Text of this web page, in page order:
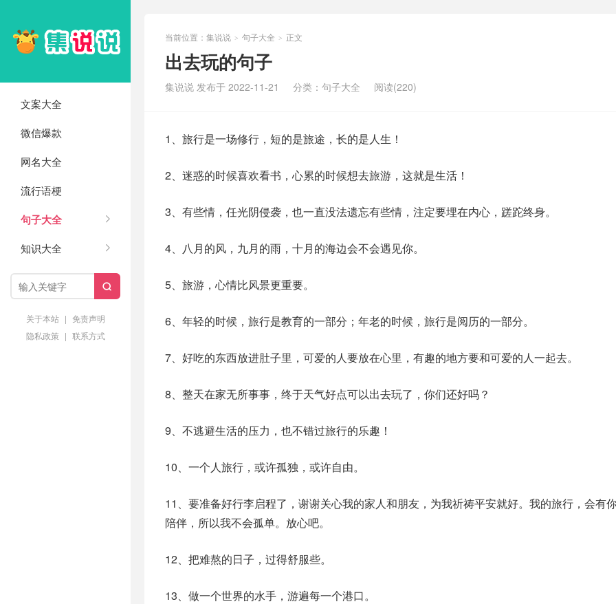
文案大全
微信爆款
网名大全
流行语梗
句子大全
知识大全

关于本站 | 免责声明
隐私政策 | 联系方式
当前位置： 集说说 > 句子大全 > 正文
出去玩的句子
集说说 发布于 2022-11-21 分类： 句子大全 阅读(220)
1、旅行是一场修行，短的是旅途，长的是人生！
2、迷惑的时候喜欢看书，心累的时候想去旅游，这就是生活！
3、有些情，任光阴侵袭，也一直没法遗忘有些情，注定要埋在内心，蹉跎终身。
4、八月的风，九月的雨，十月的海边会不会遇见你。
5、旅游，心情比风景更重要。
6、年轻的时候，旅行是教育的一部分；年老的时候，旅行是阅历的一部分。
7、好吃的东西放进肚子里，可爱的人要放在心里，有趣的地方要和可爱的人一起去。
8、整天在家无所事事，终于天气好点可以出去玩了，你们还好吗？
9、不逃避生活的压力，也不错过旅行的乐趣！
10、一个人旅行，或许孤独，或许自由。
11、要准备好行李启程了，谢谢关心我的家人和朋友，为我祈祷平安就好。我的旅行，会有
陪伴，所以我不会孤单。放心吧。
12、把难熬的日子，过得舒服些。
13、做一个世界的水手，游遍每一个港口。